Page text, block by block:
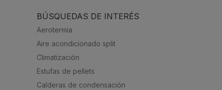
BÚSQUEDAS DE INTERÉS
Aerotermia
Aire acondicionado split
Climatización
Estufas de pellets
Calderas de condensación